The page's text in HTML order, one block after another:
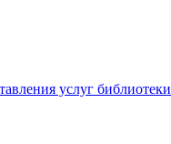
услуг библиотеки